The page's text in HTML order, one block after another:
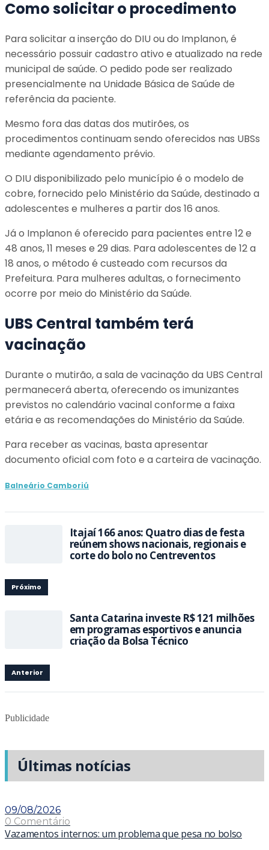
Como solicitar o procedimento
Para solicitar a inserção do DIU ou do Implanon, é
necessário possuir cadastro ativo e atualizado na rede
municipal de saúde. O pedido pode ser realizado
presencialmente na Unidade Básica de Saúde de
referência da paciente.
Mesmo fora das datas dos mutirões, os
procedimentos continuam sendo oferecidos nas UBSs
mediante agendamento prévio.
O DIU disponibilizado pelo município é o modelo de
cobre, fornecido pelo Ministério da Saúde, destinado a
adolescentes e mulheres a partir dos 16 anos.
Já o Implanon é oferecido para pacientes entre 12 e
48 anos, 11 meses e 29 dias. Para adolescentes de 12 a
18 anos, o método é custeado com recursos da
Prefeitura. Para mulheres adultas, o fornecimento
ocorre por meio do Ministério da Saúde.
UBS Central também terá
vacinação
Durante o mutirão, a sala de vacinação da UBS Central
permanecerá aberta, oferecendo os imunizantes
previstos no calendário vacinal conforme a faixa
etária e as recomendações do Ministério da Saúde.
Para receber as vacinas, basta apresentar
documento oficial com foto e a carteira de vacinação.
Balneário Camboriú
Itajaí 166 anos: Quatro dias de festa
reúnem shows nacionais, regionais e
corte do bolo no Centreventos
Próximo
Santa Catarina investe R$ 121 milhões
em programas esportivos e anuncia
criação da Bolsa Técnico
Anterior
Publicidade
Últimas notícias
09/08/2026
0 Comentário
Vazamentos internos: um problema que pesa no bolso